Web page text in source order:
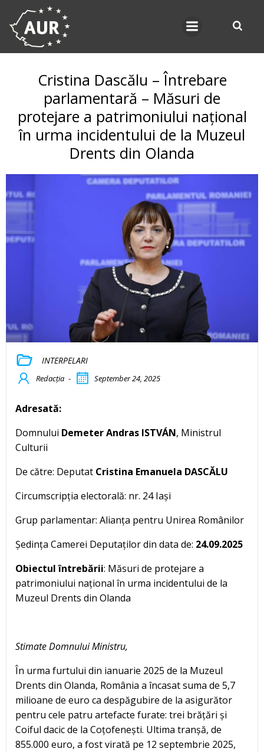
Cristina Dascălu – Întrebare
parlamentară – Măsuri de
protejare a patrimoniului național
în urma incidentului de la Muzeul
Drents din Olanda
INTERPELARI
Redacția - September 24, 2025
Adresată:
Domnului Demeter Andras ISTVÁN, Ministrul
Culturii
De către: Deputat Cristina Emanuela DASCĂLU
Circumscripția electorală: nr. 24 Iași
Grup parlamentar: Alianța pentru Unirea Românilor
Ședința Camerei Deputaților din data de: 24.09.2025
Obiectul întrebării: Măsuri de protejare a
patrimoniului național în urma incidentului de la
Muzeul Drents din Olanda
Stimate Domnului Ministru,
În urma furtului din ianuarie 2025 de la Muzeul
Drents din Olanda, România a încasat suma de 5,7
milioane de euro ca despăgubire de la asigurător
pentru cele patru artefacte furate: trei brățări și
Coiful dacic de la Coțofenești. Ultima tranșă, de
855.000 euro, a fost virată pe 12 septembrie 2025,